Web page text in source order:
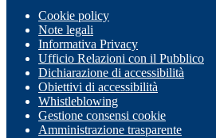
Cookie policy
Note legali
Informativa Privacy
Ufficio Relazioni con il Pubblico
Dichiarazione di accessibilità
Obiettivi di accessibilità
Whistleblowing
Gestione consensi cookie
Amministrazione trasparente